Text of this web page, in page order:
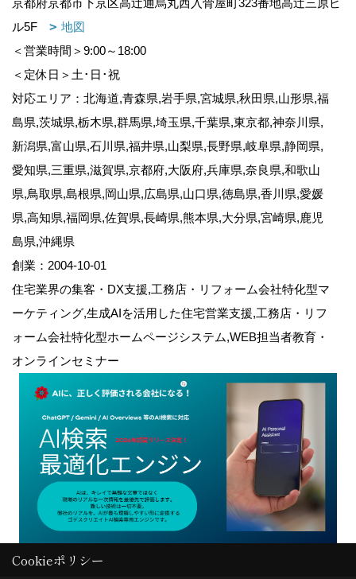
京都府京都市下京区高辻通烏丸西入骨屋町323番地高辻三原ビ
ル5F
地図
＜営業時間＞9:00～18:00
＜定休日＞土･日･祝
対応エリア：北海道,青森県,岩手県,宮城県,秋田県,山形県,福
島県,茨城県,栃木県,群馬県,埼玉県,千葉県,東京都,神奈川県,
新潟県,富山県,石川県,福井県,山梨県,長野県,岐阜県,静岡県,
愛知県,三重県,滋賀県,京都府,大阪府,兵庫県,奈良県,和歌山
県,鳥取県,島根県,岡山県,広島県,山口県,徳島県,香川県,愛媛
県,高知県,福岡県,佐賀県,長崎県,熊本県,大分県,宮崎県,鹿児
島県,沖縄県
創業：2004-10-01
住宅業界の集客・DX支援,工務店・リフォーム会社特化型マ
ーケティング,生成AIを活用した住宅営業支援,工務店・リフ
ォーム会社特化型ホームページシステム,WEB担当者教育・
オンラインセミナー
Cookieポリシー